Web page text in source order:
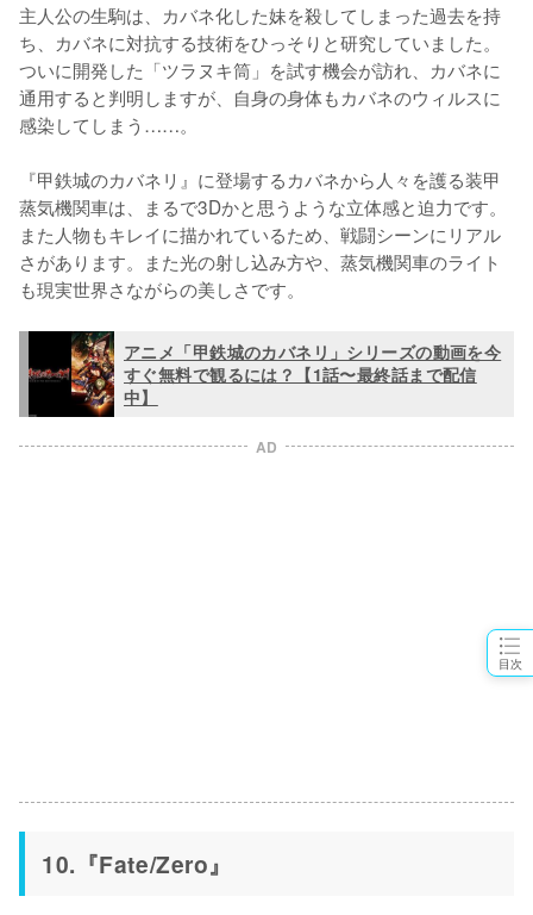
目次
主人公の生駒は、カバネ化した妹を殺してしまった過去を持
ち、カバネに対抗する技術をひっそりと研究していました。
ついに開発した「ツラヌキ筒」を試す機会が訪れ、カバネに
通用すると判明しますが、自身の身体もカバネのウィルスに
感染してしまう……。
『甲鉄城のカバネリ』に登場するカバネから人々を護る装甲
蒸気機関車は、まるで3Dかと思うような立体感と迫力です。
また人物もキレイに描かれているため、戦闘シーンにリアル
さがあります。また光の射し込み方や、蒸気機関車のライト
も現実世界さながらの美しさです。
アニメ「甲鉄城のカバネリ」シリーズの動画を今
すぐ無料で観るには？【1話〜最終話まで配信
中】
AD
10.『Fate/Zero』